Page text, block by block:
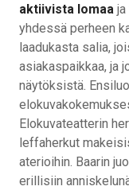
aktiivista lomaa
yhdessä perheen
laadukasta salia,
asiakaspaikkaa, ja
näytöksistä.
Elokuvateatterin
leffaherkut
aterioihin. Baarin
erillisiin